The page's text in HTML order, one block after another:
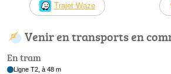
Trajet Waze
Venir en transports en
En tram
Ligne T2, à 48 m